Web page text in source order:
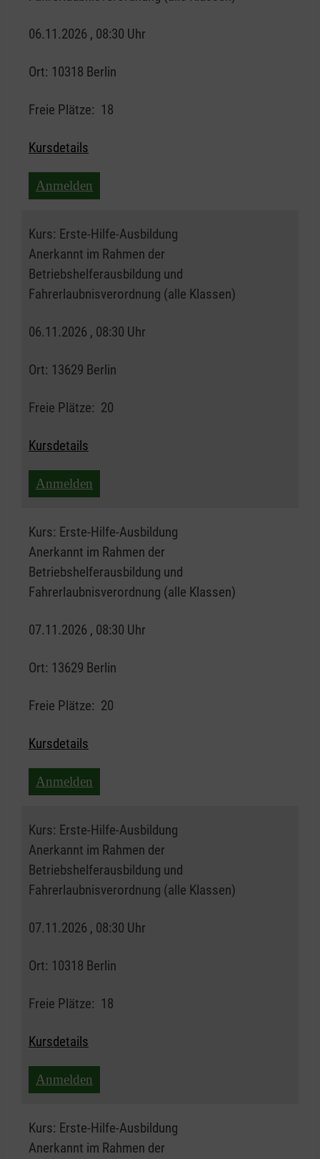
06.11.2026 , 08:30 Uhr
Ort: 10318 Berlin
Freie Plätze: 18
Kursdetails
Anmelden
Kurs: Erste-Hilfe-Ausbildung
Anerkannt im Rahmen der
Betriebshelferausbildung und
Fahrerlaubnisverordnung (alle Klassen)
06.11.2026 , 08:30 Uhr
Ort: 13629 Berlin
Freie Plätze: 20
Kursdetails
Anmelden
Kurs: Erste-Hilfe-Ausbildung
Anerkannt im Rahmen der
Betriebshelferausbildung und
Fahrerlaubnisverordnung (alle Klassen)
07.11.2026 , 08:30 Uhr
Ort: 13629 Berlin
Freie Plätze: 20
Kursdetails
Anmelden
Kurs: Erste-Hilfe-Ausbildung
Anerkannt im Rahmen der
Betriebshelferausbildung und
Fahrerlaubnisverordnung (alle Klassen)
07.11.2026 , 08:30 Uhr
Ort: 10318 Berlin
Freie Plätze: 18
Kursdetails
Anmelden
Kurs: Erste-Hilfe-Ausbildung
Anerkannt im Rahmen der